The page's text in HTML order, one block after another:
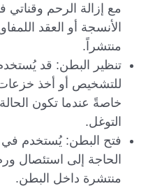
مع إزالة الرحم
الأنسجة أو العقد
منتشراً.
تنظير البطن: قد
للتشخيص أو أخذ
خاصةً عندما تكون
التوغل.
فتح البطن: يُستخدم في
الحاجة إلى استئصال
منتشرة داخل البطن.